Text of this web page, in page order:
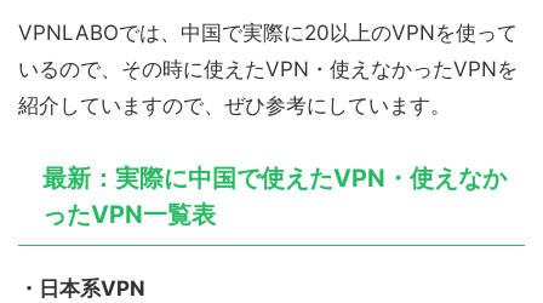
VPNLABOでは、中国で実際に20以上のVPNを使って
いるので、その時に使えたVPN・使えなかったVPNを
紹介していますので、ぜひ参考にしています。
最新：実際に中国で使えたVPN・使えなか
ったVPN一覧表
・日本系VPN